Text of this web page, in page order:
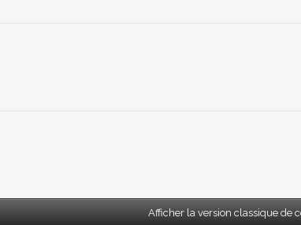
Afficher la version classique de